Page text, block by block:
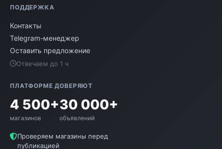
ПОДДЕРЖКА
Контакты
Telegram-менеджер
Оставить предложение
Отвечаем до 1 ч
ПЛАТФОРМЕ ДОВЕРЯЮТ
4 500+
магазинов
30 000+
объявлений
Проверяем магазины перед
публикацией